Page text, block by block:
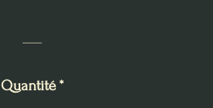
Quantité*